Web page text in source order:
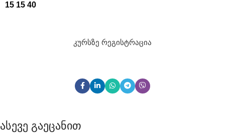
15 15 40
კურსზე რეგისტრაცია
Ასევე Გაეცანით